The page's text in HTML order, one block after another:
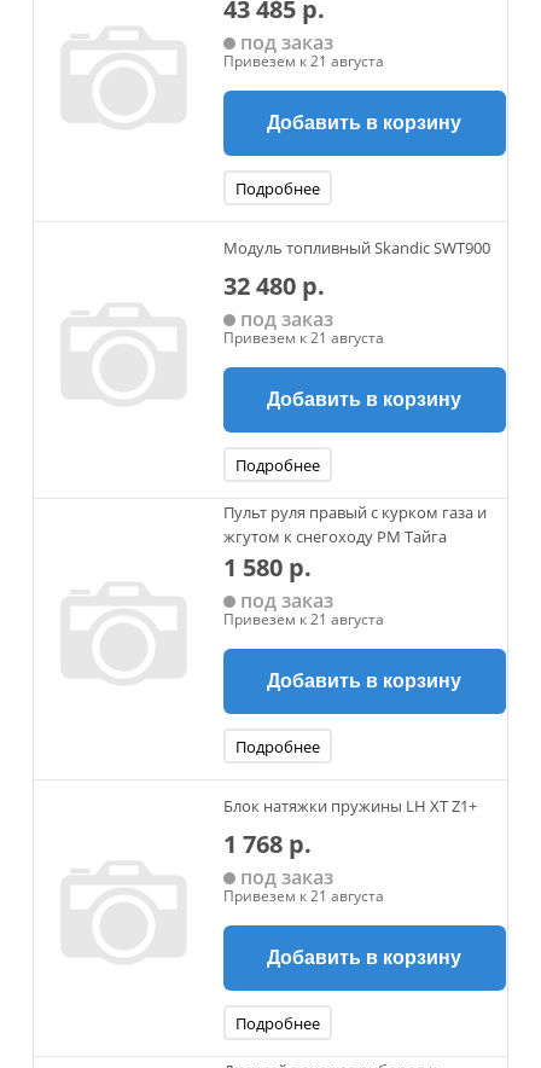
43 485 р.
под заказ
Привезем к 21 августа
Добавить в корзину
Подробнее
Модуль топливный Skandic SWT900
32 480 р.
под заказ
Привезем к 21 августа
Добавить в корзину
Подробнее
Пульт руля правый с курком газа и
жгутом к снегоходу РМ Тайга
1 580 р.
под заказ
Привезем к 21 августа
Добавить в корзину
Подробнее
Блок натяжки пружины LH XT Z1+
1 768 р.
под заказ
Привезем к 21 августа
Добавить в корзину
Подробнее